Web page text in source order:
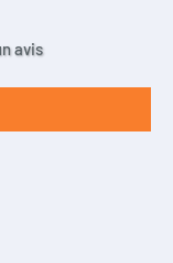
avis